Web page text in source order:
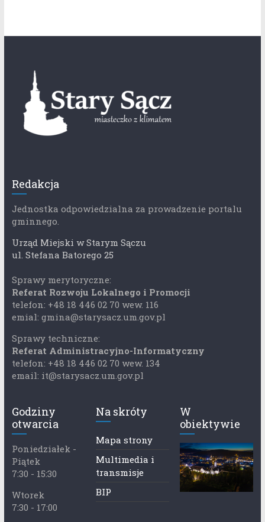
Redakcja
Jednostka odpowiedzialna za prowadzenie portalu
gminnego.
Urząd Miejski w Starym Sączu
ul. Stefana Batorego 25
Sprawy merytoryczne:
Referat Rozwoju Lokalnego i Promocji
telefon: +48 18 446 02 70 wew. 116
emial: gmina@starysacz.um.gov.pl
Sprawy techniczne:
Referat Administracyjno-Informatyczny
telefon: +48 18 446 02 70 wew. 134
email: it@starysacz.um.gov.pl
Godziny
otwarcia
Poniedziałek -
Piątek
7:30 - 15:30
Wtorek
7:30 - 17:00
Na skróty
Mapa strony
Multimedia i
transmisje
BIP
W
obiektywie